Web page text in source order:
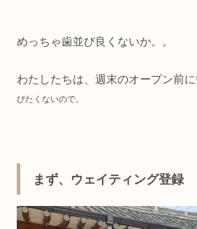
めっちゃ歯並び良くないか。。
わたしたちは、週末のオープン前に
びたくないので。
まず、ウェイティング登録